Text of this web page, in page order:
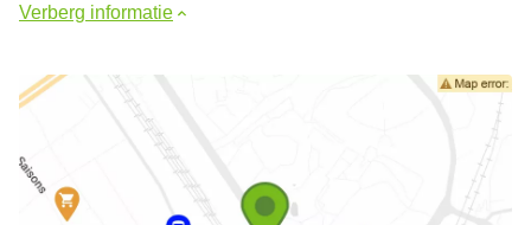
Verberg informatie